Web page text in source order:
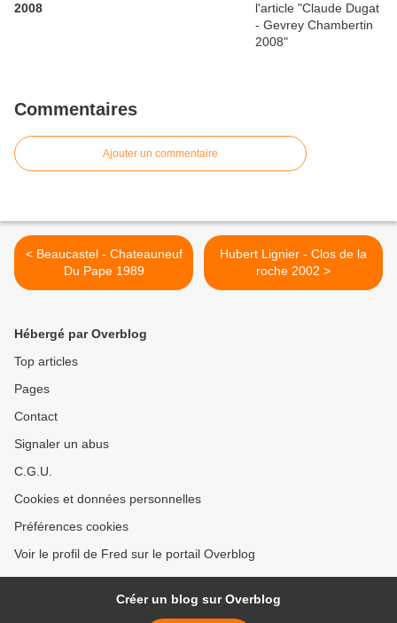
2008
Commentaires
Ajouter un commentaire
< Beaucastel - Chateauneuf
Du Pape 1989
Hubert Lignier - Clos de la
roche 2002 >
Hébergé par Overblog
Top articles
Pages
Contact
Signaler un abus
C.G.U.
Cookies et données personnelles
Préférences cookies
Voir le profil de Fred sur le portail Overblog
Créer un blog sur Overblog